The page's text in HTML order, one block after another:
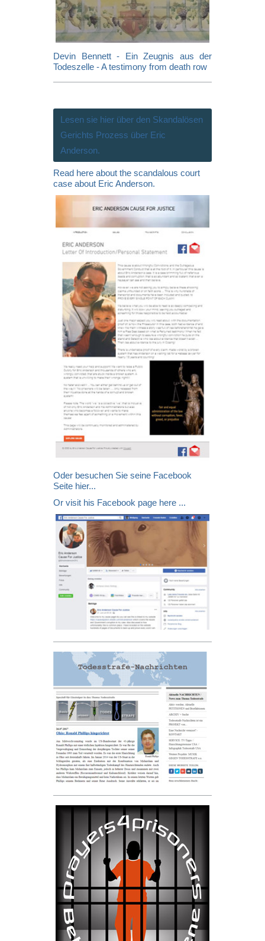
Devin Bennett - Ein Zeugnis aus der
Todeszelle - A testimony from death row
Lesen sie hier über den Skandalösen
Gerichts Prozess über Eric
Anderson.
Read here about the scandalous court
case about Eric Anderson.
Oder besuchen Sie seine Facebook
Seite hier...
Or visit his Facebook page here ...